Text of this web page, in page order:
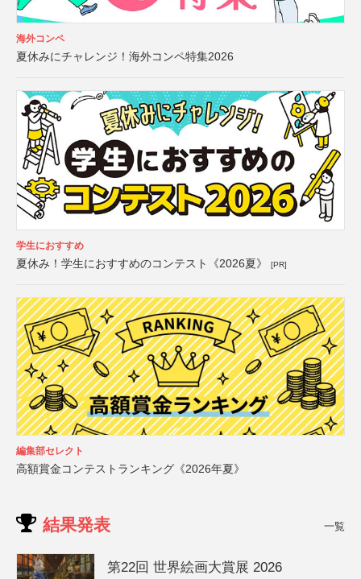
海外コンペ
夏休みにチャレンジ！海外コンペ特集2026
学生におすすめ
夏休み！学生におすすめのコンテスト《2026夏》 [PR]
編集部セレクト
高額賞金コンテストランキング《2026年夏》
結果発表 一覧
第22回 世界絵画大賞展 2026